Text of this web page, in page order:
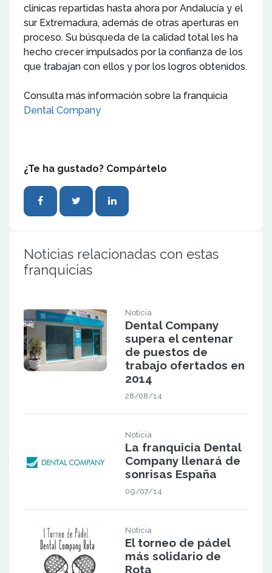
clínicas repartidas hasta ahora por Andalucía y el
sur Extremadura, además de otras aperturas en
proceso. Su búsqueda de la calidad total les ha
hecho crecer impulsados por la confianza de los
que trabajan con ellos y por los logros obtenidos.
Consulta más información sobre la franquicia
Dental Company
¿Te ha gustado? Compártelo
Noticias relacionadas con estas
franquicias
Noticia
Dental Company
supera el centenar
de puestos de
trabajo ofertados en
2014
28/08/14
Noticia
La franquicia Dental
Company llenará de
sonrisas España
09/07/14
Noticia
El torneo de pádel
más solidario de
Rota